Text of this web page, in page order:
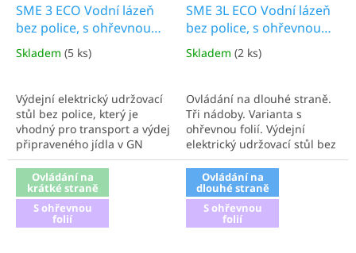
SME 3 ECO Vodní lázeň
bez police, s ohřevnou
folií
Skladem (5 ks)
Výdejní elektrický udržovací
stůl bez police, který je
vhodný pro transport a výdej
připraveného jídla v GN
nádobách. Ovládání na
krátké straně. Tři nádoby.
Varianta s ohřevnou folií.
Výdejní, elektrický, udržovací
stůl s policí, který je
SME 3L ECO Vodní lázeň
bez police, s ohřevnou
folií
Skladem (2 ks)
Ovládání na dlouhé straně.
Tři nádoby. Varianta s
ohřevnou folií. Výdejní
elektrický udržovací stůl bez
police, který je vhodný pro
transport a výdej
připraveného jídla v GN
nádobách.
Ovládání na
krátké straně
S ohřevnou
folií
Ovládání na
dlouhé straně
S ohřevnou
folií